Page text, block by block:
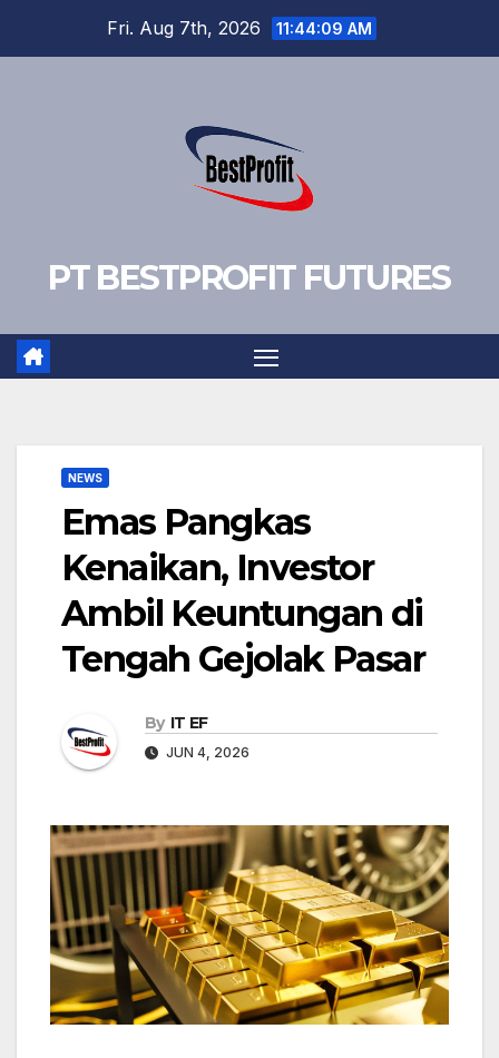
Fri. Aug 7th, 2026 11:44:09 AM
PT BESTPROFIT FUTURES
NEWS
Emas Pangkas
Kenaikan, Investor
Ambil Keuntungan di
Tengah Gejolak Pasar
By IT EF
JUN 4, 2026